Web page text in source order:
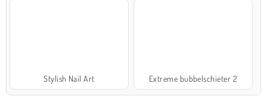
Stylish Nail Art Extreme bubbelschieter 2